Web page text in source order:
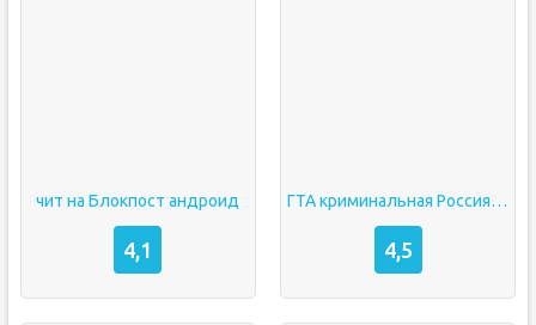
чит на Блокпост андроид
4,1
ГТА криминальная Россия на андроид
4,5